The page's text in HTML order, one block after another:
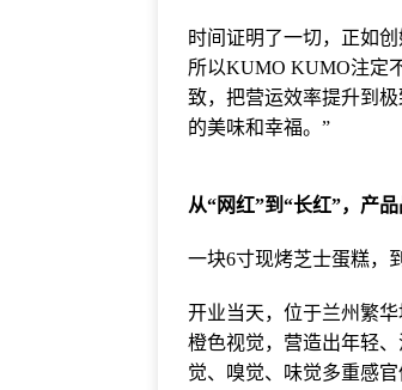
时间证明了一切，正如
所以KUMO KUMO注定
致，把营运效率提升到
的美味和幸福。”
从“网红”到“长红”，产
一块6寸现烤芝士蛋糕，
开业当天，位于兰州繁
橙色视觉，营造出年轻
觉、嗅觉、味觉多重感